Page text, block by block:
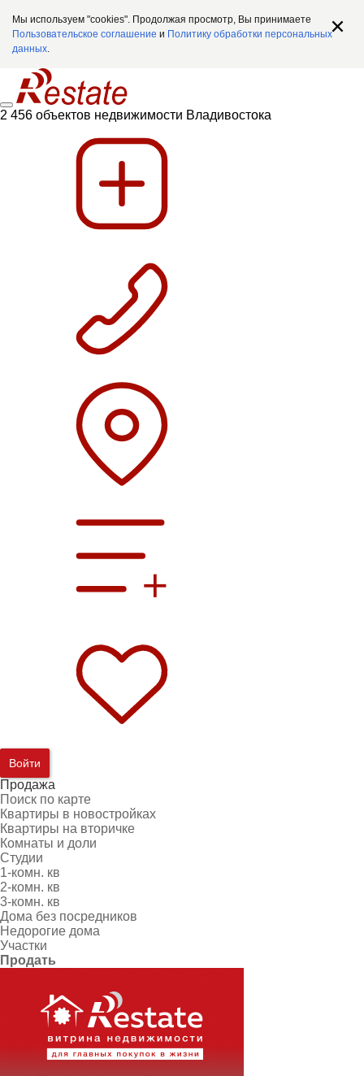
Мы используем "cookies". Продолжая просмотр, Вы принимаете
Пользовательское соглашение и Политику обработки персональных
данных.
2 456 объектов недвижимости Владивостока
Войти
Продажа
Поиск по карте
Квартиры в новостройках
Квартиры на вторичке
Комнаты и доли
Студии
1-комн. кв
2-комн. кв
3-комн. кв
Дома без посредников
Недорогие дома
Участки
Продать